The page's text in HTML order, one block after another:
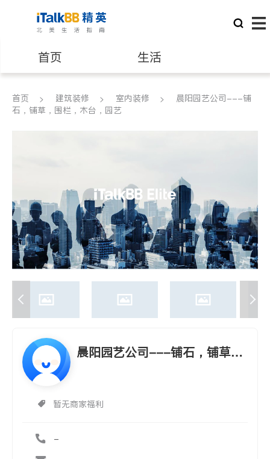
首页 生活
医生 律师
建筑装修
首页 建筑装修 室内装修
晨阳园艺公司---铺
石，铺草，围栏，木台，园艺
晨阳园艺公司---铺石，铺草，
暂无商家福利
-